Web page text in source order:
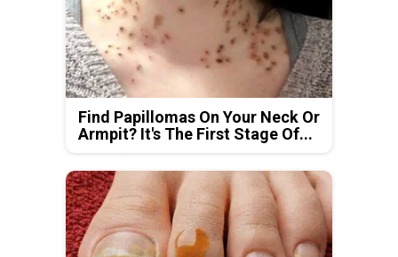
Find Papillomas On Your Neck Or
Armpit? It's The First Stage Of...